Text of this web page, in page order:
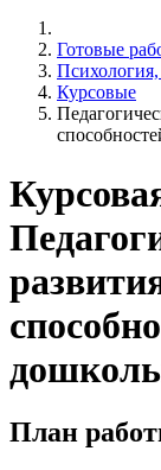
Готовые
Психология,
Курсовые
План